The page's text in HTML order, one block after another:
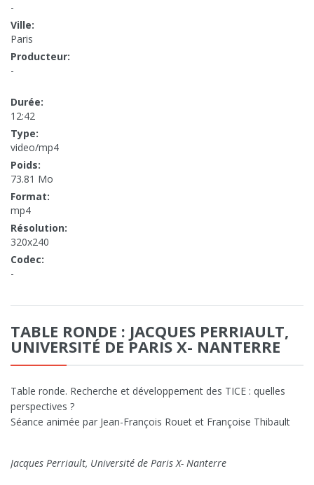
-
Ville:
Paris
Producteur:
-
Durée:
12:42
Type:
video/mp4
Poids:
73.81 Mo
Format:
mp4
Résolution:
320x240
Codec:
-
TABLE RONDE : JACQUES PERRIAULT,
UNIVERSITÉ DE PARIS X- NANTERRE
Table ronde. Recherche et développement des TICE : quelles
perspectives ?
Séance animée par Jean-François Rouet et Françoise Thibault
Jacques Perriault, Université de Paris X- Nanterre